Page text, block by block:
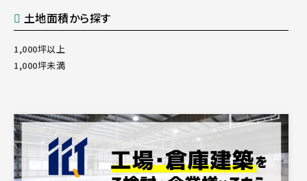
土地面積から探す
1,000坪以上
1,000坪未満